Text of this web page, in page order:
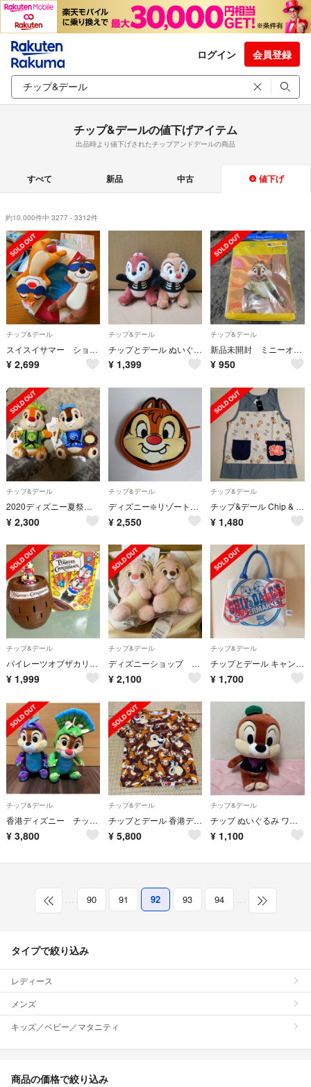
ログイン 会員登録
チップ&デールの値下げアイテム
出品時より値下げされたチップアンドデールの商品
すべて 新品 中古 値下げ
約10,000件中 3277 - 3312件
チップ&デール
スイスイサマー ショルダーバック ポーチ
¥ 2,699
チップ&デール
チップとデール ぬいぐるみバッジ ディズニー ハロウィン ぬいば チップ デール
¥ 1,399
チップ&デール
新品未開封 ミニーオーミニー チップ&デール
¥ 950
チップ&デール
2020ディズニー夏祭り⭐️チップとデールぬいぐるみバッジ
¥ 2,300
チップ&デール
ディズニー❇️リゾート❇️ランド❇️シー❇️デールのポーチ 顔型 笑顔 新品
¥ 2,550
チップ&デール
チップ&デール Chip & Dale エプロン
¥ 1,480
チップ&デール
パイレーツオブザカリビアン チップとデール 黒ひげ危機一発
¥ 1,999
チップ&デール
ディズニーショップ さくらSAKURA2023チップデールぬいぐるみキーホルダー
¥ 2,100
チップ&デール
チップとデール キャンバス地トートバッグ
¥ 1,700
チップ&デール
香港ディズニー チップとデール 恐竜ぬいぐるみ
¥ 3,800
チップ&デール
チップとデール 香港ディズニーランド Tシャツ
¥ 5,800
チップ&デール
チップ ぬいぐるみ ワゴンゲーム 景品 ハロウィン
¥ 1,100
… 90 91 92 93 94 …
タイプで絞り込み
レディース
メンズ
キッズ／ベビー／マタニティ
商品の価格で絞り込み